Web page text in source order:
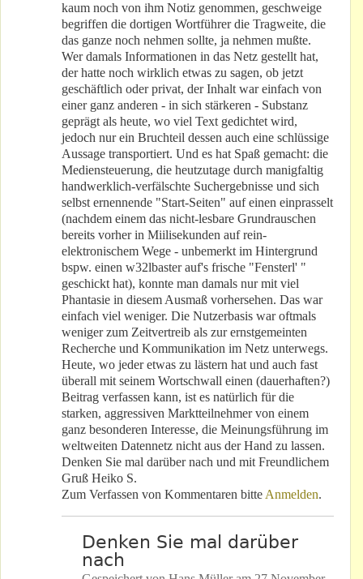
kaum noch von ihm Notiz genommen, geschweige
begriffen die dortigen Wortführer die Tragweite, die
das ganze noch nehmen sollte, ja nehmen mußte.
Wer damals Informationen in das Netz gestellt hat,
der hatte noch wirklich etwas zu sagen, ob jetzt
geschäftlich oder privat, der Inhalt war einfach von
einer ganz anderen - in sich stärkeren - Substanz
geprägt als heute, wo viel Text gedichtet wird,
jedoch nur ein Bruchteil dessen auch eine schlüssige
Aussage transportiert. Und es hat Spaß gemacht: die
Mediensteuerung, die heutzutage durch manigfaltig
handwerklich-verfälschte Suchergebnisse und sich
selbst ernennende "Start-Seiten" auf einen einprasselt
(nachdem einem das nicht-lesbare Grundrauschen
bereits vorher in Miilisekunden auf rein-
elektronischem Wege - unbemerkt im Hintergrund
bspw. einen w32lbaster auf's frische "Fensterl' "
geschickt hat), konnte man damals nur mit viel
Phantasie in diesem Ausmaß vorhersehen. Das war
einfach viel weniger. Die Nutzerbasis war oftmals
weniger zum Zeitvertreib als zur ernstgemeinten
Recherche und Kommunikation im Netz unterwegs.
Heute, wo jeder etwas zu lästern hat und auch fast
überall mit seinem Wortschwall einen (dauerhaften?)
Beitrag verfassen kann, ist es natürlich für die
starken, aggressiven Marktteilnehmer von einem
ganz besonderen Interesse, die Meinungsführung im
weltweiten Datennetz nicht aus der Hand zu lassen.
Denken Sie mal darüber nach und mit Freundlichem
Gruß Heiko S.
Zum Verfassen von Kommentaren bitte Anmelden.
Denken Sie mal darüber
nach